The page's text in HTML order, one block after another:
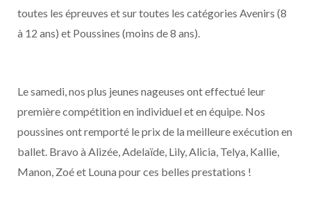
toutes les épreuves et sur toutes les catégories Avenirs (8
à 12 ans) et Poussines (moins de 8 ans).
Le samedi, nos plus jeunes nageuses ont effectué leur
première compétition en individuel et en équipe. Nos
poussines ont remporté le prix de la meilleure exécution en
ballet. Bravo à Alizée, Adelaïde, Lily, Alicia, Telya, Kallie,
Manon, Zoé et Louna pour ces belles prestations !